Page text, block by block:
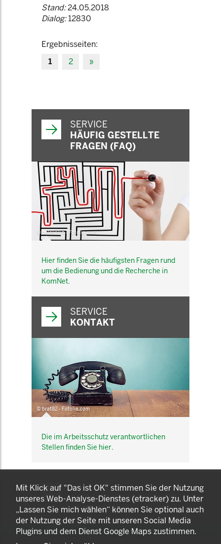
Stand:24.05.2018
Dialog:12830
Ergebnisseiten:
1
2 »
SERVICE
HÄUFIG GESTELLTE
FRAGEN (FAQ)
© belekekin - Fotolia.com
Hier finden Sie die häufigsten Fragen rund
um die Bedienung und die Recherche in
KomNet.
SERVICE
KONTAKT
© brat82 - Fotolia.com
Die im Arbeitsschutz verantwortlichen
Stellen finden Sie hier.
KOMNET
GUT BERATEN. GESUND
ARBEITEN.
Mit Klick auf "Das ist OK" stimmen Sie der Nutzung
unseres Web-Analyse-Dienstes (etracker) zu. Unter
„Lassen Sie mich wählen“ können Sie optional auch
der Nutzung der Seite mit unseren Social Media
Plugins und dem Dienst Google Maps zustimmen.